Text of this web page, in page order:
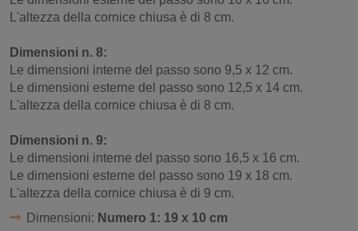
L'altezza della cornice chiusa è di 8 cm.
Dimensioni n. 8:
Le dimensioni interne del passo sono 9,5 x 12 cm.
Le dimensioni esterne del passo sono 12,5 x 14 cm.
L'altezza della cornice chiusa è di 8 cm.
Dimensioni n. 9:
Le dimensioni interne del passo sono 16,5 x 16 cm.
Le dimensioni esterne del passo sono 19 x 18 cm.
L'altezza della cornice chiusa è di 9 cm.
Dimensioni: Numero 1: 19 x 10 cm